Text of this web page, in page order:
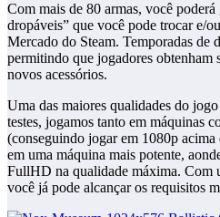
Com mais de 80 armas, você
dropáveis” que você pode trocar e/
Mercado do Steam. Temporadas de
permitindo que jogadores obtenham
novos acessórios.
Uma das maiores qualidades do
testes, jogamos tanto em máquinas
(conseguindo jogar em 1080p
em uma máquina mais potente,
FullHD na qualidade máxima. Com
você já pode alcançar os requisitos